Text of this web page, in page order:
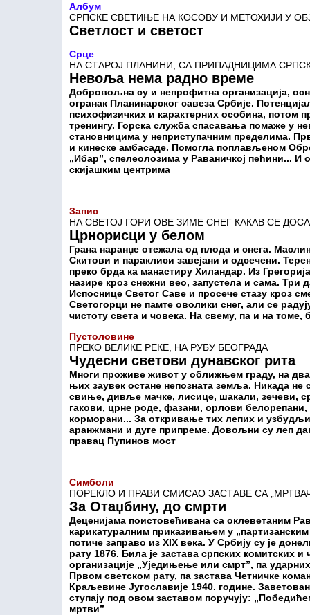
Албум
СРПСКЕ СВЕТИЊЕ НА КОСОВУ И МЕТОХИЈИ У
Светлост и светост
Срце
НА СТАРОЈ ПЛАНИНИ, СА ПРИПАДНИЦИМА
Невоља нема радно време
Добровољна су и непрофитна организација,
огранак Планинарског савеза Србије.
психофизичких и карактерних особина, потом
тренингу. Горска служба спасавања помаже у
становницима у неприступачним пределима.
и кинеске амбасаде. Помогла поплављеном
„Ибар”, спелеолозима у Раваничкој пећини...
скијашким центрима
Запис
НА СВЕТОЈ ГОРИ ОВЕ ЗИМЕ СНЕГ КАКАВ СЕ
Црнорисци у белом
Грана наранџе отежала од плода и снега.
Скитови и параклиси завејани и одсечени.
преко брда ка манастиру Хиландар. Из
назире кроз снежни вео, запустела и сама. Три
Испоснице Светог Саве и просече стазу кроз
Светогорци не памте оволики снег, али се
чистоту света и човека. На свему, па и на томе,
Пустоловине
ПРЕКО ВЕЛИКЕ РЕКЕ, НА РУБУ БЕОГРАДА
Чудесни светови дунавског рита
Многи проживе живот у оближњем граду, на
њих заувек остане непозната земља. Никада
свиње, дивље мачке, лисице, шакали, зечеви,
гакови, црне роде, фазани, орлови
корморани... За откривање тих лепих и
аранжмани и дуге припреме. Довољни су леп
правац Пупинов мост
Симболи
ПОРЕКЛО И ПРАВИ СМИСАО ЗАСТАВЕ СА
За Отаџбину, до смрти
Деценијама поистовећивана са оклеветаним
карикатуралним приказивањем у
потиче заправо из XIX века. У Србију су је
рату 1876. Била је застава српских комитских
организације „Уједињење или смрт”, па
Првом светском рату, па застава Четничке
Краљевине Југославије 1940. године.
ступају под овом заставом поручују:
мртви”